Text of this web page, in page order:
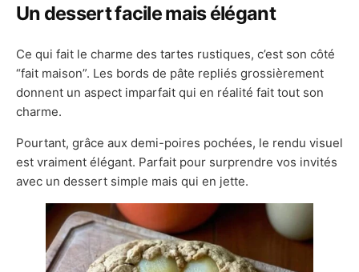
Un dessert facile mais élégant
Ce qui fait le charme des tartes rustiques, c’est son côté
“fait maison”. Les bords de pâte repliés grossièrement
donnent un aspect imparfait qui en réalité fait tout son
charme.
Pourtant, grâce aux demi-poires pochées, le rendu visuel
est vraiment élégant. Parfait pour surprendre vos invités
avec un dessert simple mais qui en jette.